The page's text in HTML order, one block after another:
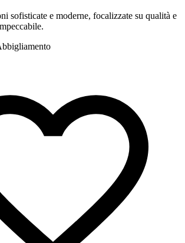
sofisticate e moderne, focalizzate su qualità e